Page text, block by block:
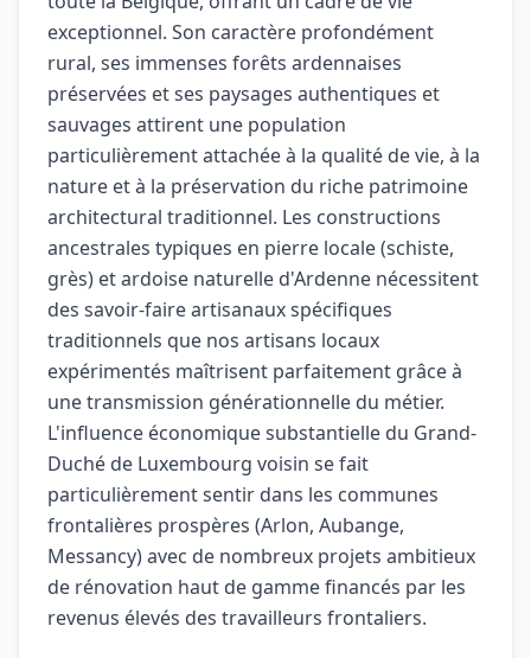
exceptionnel. Son caractère profondément
rural, ses immenses forêts ardennaises
préservées et ses paysages authentiques et
sauvages attirent une population
particulièrement attachée à la qualité de vie, à la
nature et à la préservation du riche patrimoine
architectural traditionnel. Les constructions
ancestrales typiques en pierre locale (schiste,
grès) et ardoise naturelle d'Ardenne nécessitent
des savoir-faire artisanaux spécifiques
traditionnels que nos artisans locaux
expérimentés maîtrisent parfaitement grâce à
une transmission générationnelle du métier.
L'influence économique substantielle du Grand-
Duché de Luxembourg voisin se fait
particulièrement sentir dans les communes
frontalières prospères (Arlon, Aubange,
Messancy) avec de nombreux projets ambitieux
de rénovation haut de gamme financés par les
revenus élevés des travailleurs frontaliers.